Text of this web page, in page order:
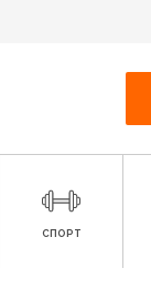
СПОРТ